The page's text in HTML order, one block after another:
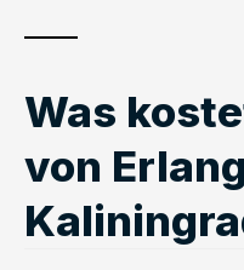
Was
von